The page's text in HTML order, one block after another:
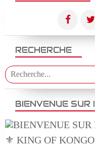
RECHERCHE
BIENVENUE
⚜️ KING OF